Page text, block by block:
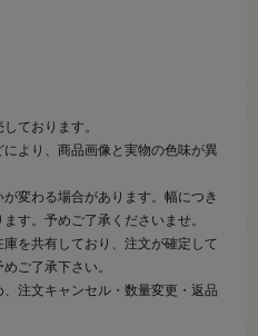
ております。
より、商品画像と実物の色味が異
変わる場合があります。幅につき
す。予めご了承くださいませ。
を共有しており、注文が確定して
ご了承下さい。
注文キャンセル・数量変更・返品